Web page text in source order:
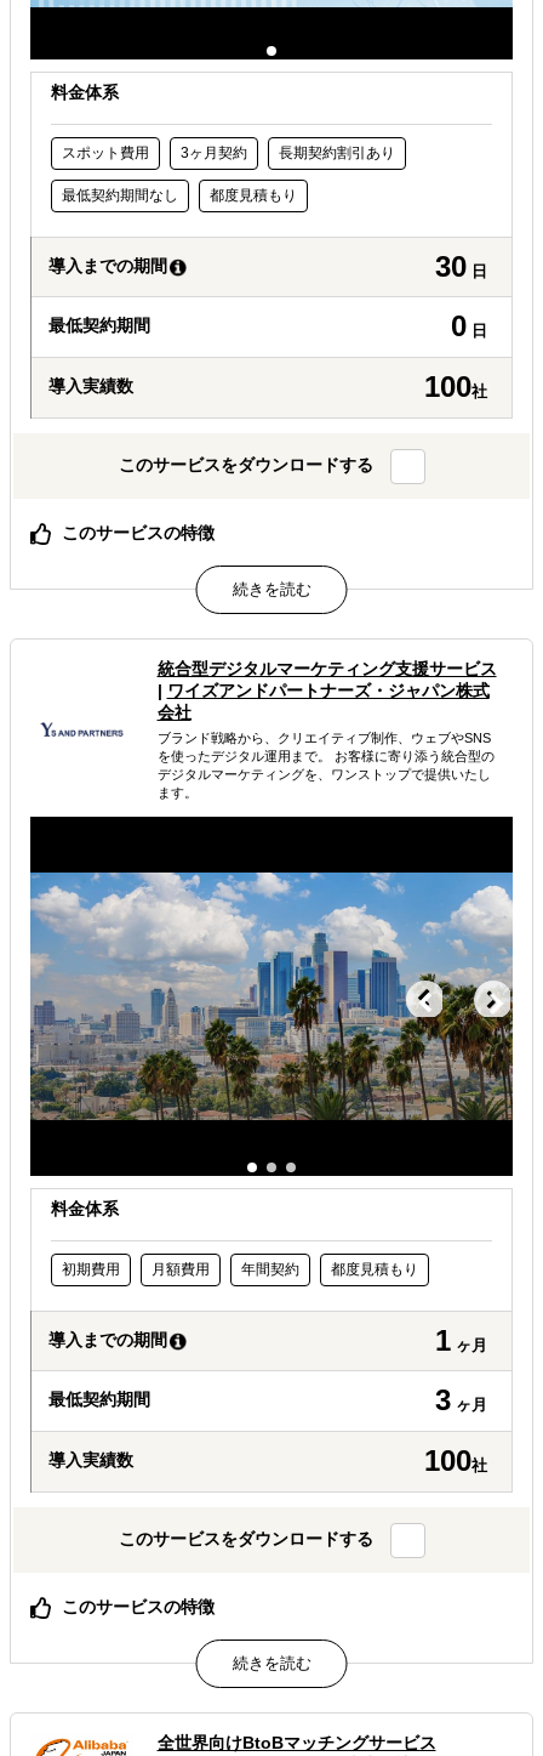
料金体系
スポット費用 3ヶ月契約 長期契約割引あり
最低契約期間なし 都度見積もり
導入までの期間 30 日
最低契約期間 0 日
導入実績数 100社
このサービスをダウンロードする
このサービスの特徴
伝統的なオフライン調査と、弊社ならではのビッグデータ
解析（SNSの分析やECモール購買データ分析など）をバラ
ンスよく合わせながら、お客様に最良の調査手法をデザイ
ンいたします。
属するジャンル
海外進出戦略・事業計画立案
海外市場調査・マーケティング
解決できる課題
どの国に進出するべきか決めたい
有効なプロモーション方法を探している
自社商材に最適な販売方法を知りたい
統合型デジタルマーケティング支援サービス
| ワイズアンドパートナーズ・ジャパン株式
会社
ブランド戦略から、クリエイティブ制作、ウェブやSNS
を使ったデジタル運用まで。 お客様に寄り添う統合型の
デジタルマーケティングを、ワンストップで提供いたし
ます。
料金体系
初期費用 月額費用 年間契約 都度見積もり
導入までの期間 1 ヶ月
最低契約期間 3 ヶ月
導入実績数 100社
このサービスをダウンロードする
このサービスの特徴
Ys and Partnersは「日本のブランドを世界で有名にする」
を使命に、2002年アメリカ、2005年日本で創業。20年以
上の経験と実績があります。
グローバルエージェンシーJWT出身のクリエイティブディ
レクター、ブランドストラテジストが経営の両翼を担い、
全世界向けBtoBマッチングサービス